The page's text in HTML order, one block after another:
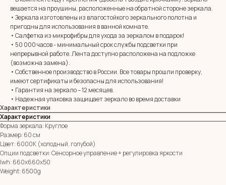
вешается на проушины, расположенные на обратной стороне зеркала.
• Зеркала изготовлены из влагостойкого зеркального полотна и
пригодны для использования в ванной комнате.
• Салфетка из микрофибры для ухода за зеркалом в подарок!
• 50 000 часов - минимальный срок службы подсветки при
непрерывной работе. Лента доступно расположена на подложке
(возможна замена).
• Собственное производство в России. Все товары прошли проверку,
имеют сертификаты и безопасны для использования!
• Гарантия на зеркало – 12 месяцев.
• Надежная упаковка защищает зеркало во время доставки
Характеристики
Характеристики
Форма зеркала: Круглое
Размер: 60 см
Цвет: 6000К (холодный, голубой)
Опции подсветки: Сенсорное управление + регулировка яркости
lwh: 660x660x50
Weight: 6500g
MIRROR ROOM
+7 (961) 595-72-73
E-mail:
Адрес: 350037, г. Краснодар,
х. им. Ленина, ДНТ Виктория,
ул. Казачья, д. 2А
zerkala@ksk23.ru
Остались вопросы?
Оставь заявку и мы с Вами свяжемся
Имя
Телефон
+7